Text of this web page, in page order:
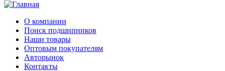
О компании
Поиск подшипников
Наши товары
Оптовым покупателям
Авторынок
Контакты